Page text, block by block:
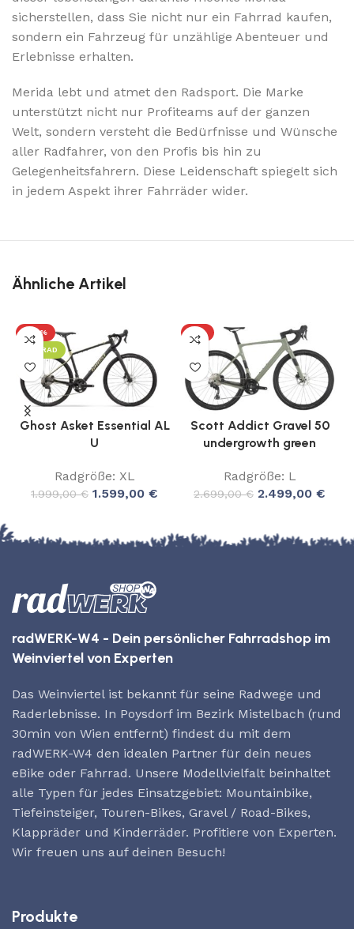
sicherstellen, dass Sie nicht nur ein Fahrrad kaufen,
sondern ein Fahrzeug für unzählige Abenteuer und
Erlebnisse erhalten.
Merida lebt und atmet den Radsport. Die Marke
unterstützt nicht nur Profiteams auf der ganzen
Welt, sondern versteht die Bedürfnisse und Wünsche
aller Radfahrer, von den Profis bis hin zu
Gelegenheitsfahrern. Diese Leidenschaft spiegelt sich
in jedem Aspekt ihrer Fahrräder wider.
Ähnliche Artikel
-20%
LEIHRAD
Ghost Asket Essential AL
U
Radgröße: XL
1.999,00€ 1.599,00 €
-7%
Scott Addict Gravel 50
undergrowth green
Radgröße: L
2.699,00€ 2.499,00 €
radWERK-W4 - Dein persönlicher Fahrradshop im
Weinviertel von Experten
Das Weinviertel ist bekannt für seine Radwege und
Raderlebnisse. In Poysdorf im Bezirk Mistelbach (rund
30min von Wien entfernt) findest du mit dem
radWERK-W4 den idealen Partner für dein neues
eBike oder Fahrrad. Unsere Modellvielfalt beinhaltet
alle Typen für jedes Einsatzgebiet: Mountainbike,
Tiefeinsteiger, Touren-Bikes, Gravel / Road-Bikes,
Klappräder und Kinderräder. Profitiere von Experten.
Wir freuen uns auf deinen Besuch!
Produkte